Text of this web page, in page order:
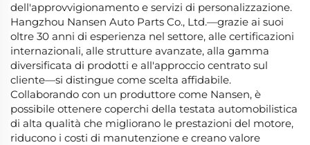
dell'approvvigionamento e servizi di personalizzazione.
Hangzhou Nansen Auto Parts Co., Ltd.—grazie ai suoi
oltre 30 anni di esperienza nel settore, alle certificazioni
internazionali, alle strutture avanzate, alla gamma
diversificata di prodotti e all'approccio centrato sul
cliente—si distingue come scelta affidabile.
Collaborando con un produttore come Nansen, è
possibile ottenere coperchi della testata automobilistica
di alta qualità che migliorano le prestazioni del motore,
riducono i costi di manutenzione e creano valore